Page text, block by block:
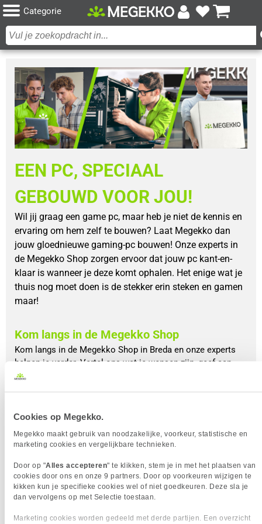
Cookies op Megekko.
Megekko maakt gebruik van noodzakelijke, voorkeur, statistische en
marketing cookies en vergelijkbare technieken.
Door op "Alles accepteren" te klikken, stem je in met het plaatsen van
cookies door ons en onze 9 partners. Door op voorkeuren wijzigen te
kikken kun je specifieke cookies wel of niet goedkeuren. Deze sla je
dan vervolgens op met Selectie toestaan.
Marketing cookies worden gedeeld met derde partijen. Een overzicht
Categorie
EEN PC, SPECIAAL
GEBOUWD VOOR JOU!
Wil jij graag een game pc, maar heb je niet de kennis en
ervaring om hem zelf te bouwen? Laat Megekko dan
jouw gloednieuwe gaming-pc bouwen! Onze experts in
de Megekko Shop zorgen ervoor dat jouw pc kant-en-
klaar is wanneer je deze komt ophalen. Het enige wat je
thuis nog moet doen is de stekker erin steken en gamen
maar!
Kom langs in de Megekko Shop
Kom langs in de Megekko Shop in Breda en onze experts
helpen je verder. Vertel ons wat je wensen zijn, geef aan
wat je belangrijk vindt en onze experts kiezen samen met
aan de slag om jouw pc in elkaar te zetten. Met meerdere
jaren ervaring kun je ervan uitgaan dat ze dit met uiterste
precisie, liefde en passie doen. Je krijgt zelfs perfect
kabelmanagement, dat scheelt jou weer een beetje
hoofdpijn.